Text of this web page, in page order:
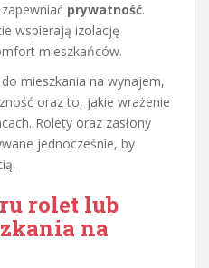
prywatność.
wspierają izolację
mieszkańców.
mieszkania na wynajem,
oraz to, jakie wrażenie
Rolety oraz zasłony
jednocześnie, by
rolet lub
na